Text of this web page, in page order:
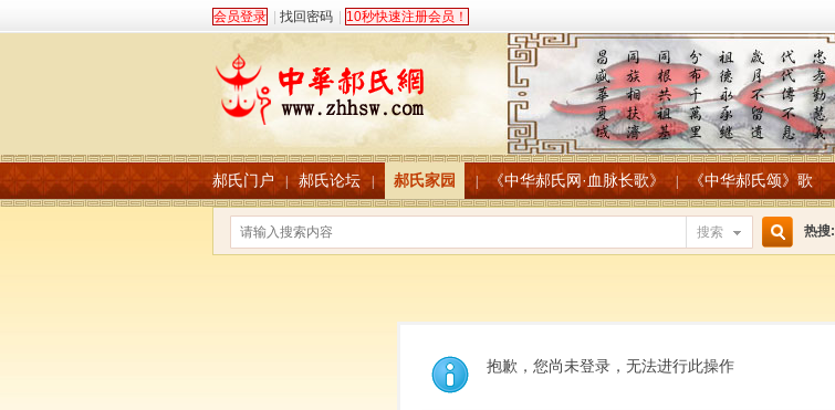
会员登录 找回密码 10秒快速注册会员！
郝氏门户 | 郝氏论坛 | 郝氏家园 《中华郝氏网·血脉长歌》 《中华郝氏颂》歌
搜索 热搜:
抱歉，您尚未登录，无法进行此操作